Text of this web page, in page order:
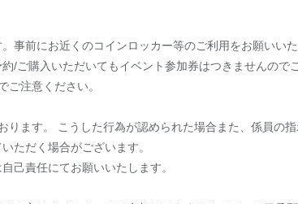
事前にお近くのコインロッカー等のご利用をお願いいた
/ご購入いただいてもイベント参加券はつきませんので
ご注意ください。
ります。 こうした行為が認められた場合また、係員の
ただく場合がございます。
己責任にてお願いいたします。